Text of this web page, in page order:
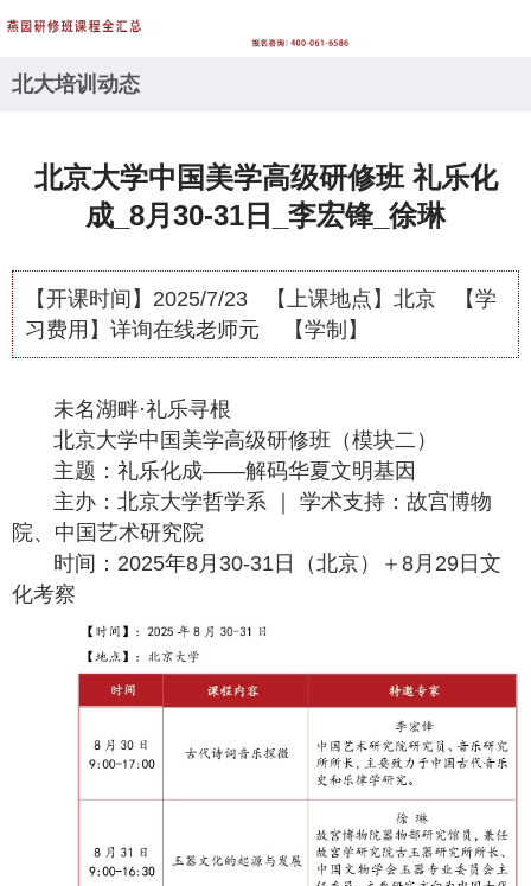
北大培训动态
北京大学中国美学高级研修班 礼乐化
成_8月30-31日_李宏锋_徐琳
【开课时间】 2025/7/23 【上课地点】 北京
【学
习费用】 详询在线老师元 【学制】
未名湖畔·礼乐寻根
北京大学中国美学高级研修班（模块二）
主题：礼乐化成——解码华夏文明基因
主办：北京大学哲学系 ｜ 学术支持：故宫博物
院、中国艺术研究院
时间：2025年8月30-31日（北京）＋8月29日文
化考察